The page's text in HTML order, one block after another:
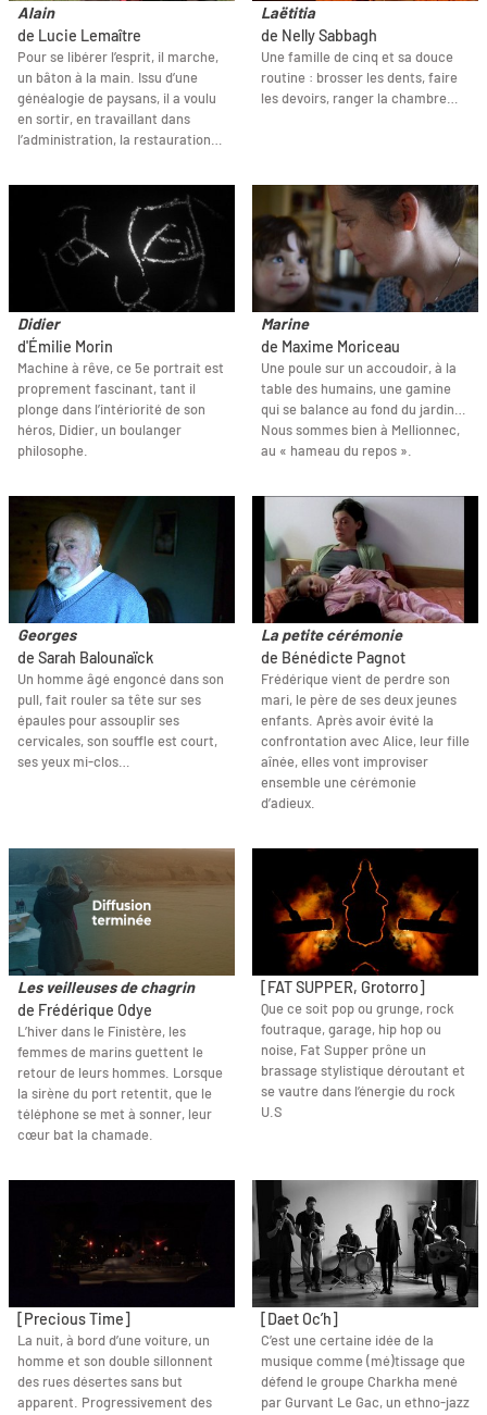
Alain
de Lucie Lemaître
Pour se libérer l’esprit, il marche,
un bâton à la main. Issu d’une
généalogie de paysans, il a voulu
en sortir, en travaillant dans
l’administration, la restauration…
Laëtitia
de Nelly Sabbagh
Une famille de cinq et sa douce
routine : brosser les dents, faire
les devoirs, ranger la chambre…
Didier
d'Émilie Morin
Machine à rêve, ce 5e portrait est
proprement fascinant, tant il
plonge dans l’intériorité de son
héros, Didier, un boulanger
philosophe.
Marine
de Maxime Moriceau
Une poule sur un accoudoir, à la
table des humains, une gamine
qui se balance au fond du jardin…
Nous sommes bien à Mellionnec,
au « hameau du repos ».
Georges
de Sarah Balounaïck
Un homme âgé engoncé dans son
pull, fait rouler sa tête sur ses
épaules pour assouplir ses
cervicales, son souffle est court,
ses yeux mi-clos…
La petite cérémonie
de Bénédicte Pagnot
Frédérique vient de perdre son
mari, le père de ses deux jeunes
enfants. Après avoir évité la
confrontation avec Alice, leur fille
aînée, elles vont improviser
ensemble une cérémonie
d’adieux.
Les veilleuses de chagrin
de Frédérique Odye
L’hiver dans le Finistère, les
femmes de marins guettent le
retour de leurs hommes. Lorsque
la sirène du port retentit, que le
téléphone se met à sonner, leur
cœur bat la chamade.
[FAT SUPPER, Grotorro]
Que ce soit pop ou grunge, rock
foutraque, garage, hip hop ou
noise, Fat Supper prône un
brassage stylistique déroutant et
se vautre dans l’énergie du rock
U.S
[Precious Time]
La nuit, à bord d’une voiture, un
homme et son double sillonnent
des rues désertes sans but
apparent. Progressivement des
[Daet Oc’h]
C’est une certaine idée de la
musique comme (mé)tissage que
défend le groupe Charkha mené
par Gurvant Le Gac, un ethno-jazz